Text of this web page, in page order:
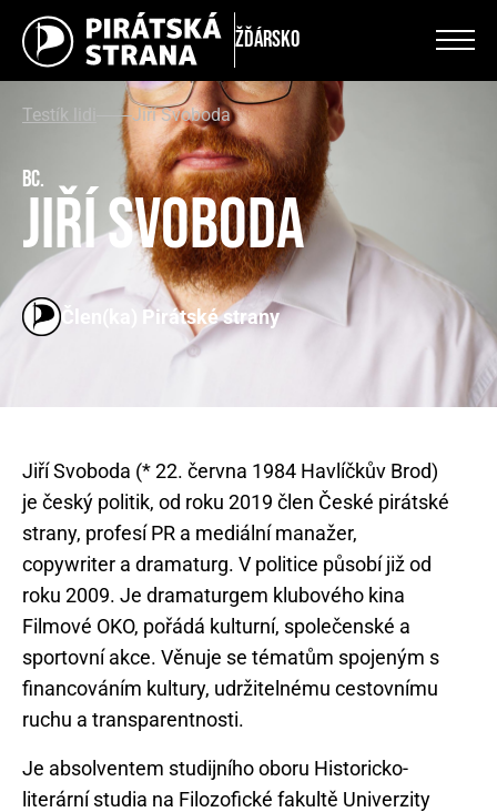
Žďársko
Testík lidi Jiří Svoboda
Bc.
Jiří Svoboda
Člen(ka) Pirátské strany
Jiří Svoboda (* 22. června 1984 Havlíčkův Brod)
je český politik, od roku 2019 člen České pirátské
strany, profesí PR a mediální manažer,
copywriter a dramaturg. V politice působí již od
roku 2009. Je dramaturgem klubového kina
Filmové OKO, pořádá kulturní, společenské a
sportovní akce. Věnuje se tématům spojeným s
financováním kultury, udržitelnému cestovnímu
Je absolventem studijního oboru Historicko-
literární studia na Filozofické fakultě Univerzity